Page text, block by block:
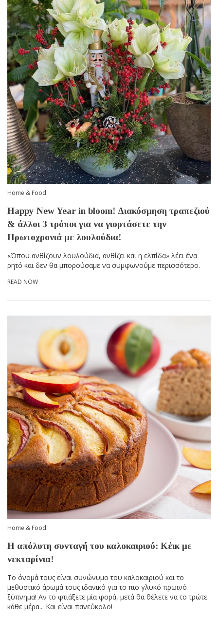
Home & Food
Happy New Year in bloom! Διακόσμηση τραπεζιού
& άλλοι 3 τρόποι για να γιορτάσετε την
Πρωτοχρονιά με λουλούδια!
«Όπου ανθίζουν λουλούδια, ανθίζει και η ελπίδα» λέει ένα
ρητό και δεν θα μπορούσαμε να συμφωνούμε περισσότερο.
READ NOW
Home & Food
Η απόλυτη συνταγή του καλοκαιριού: Κέικ με
νεκταρίνια!
Το όνομά τους είναι συνώνυμο του καλοκαιριού και το
μεθυστικό άρωμά τους ιδανικό για το πιο γλυκό πρωινό
ξύπνημα! Αν το φτιάξετε μία φορά, μετά θα θέλετε να το τρώτε
κάθε μέρα... Και είναι πανεύκολο!